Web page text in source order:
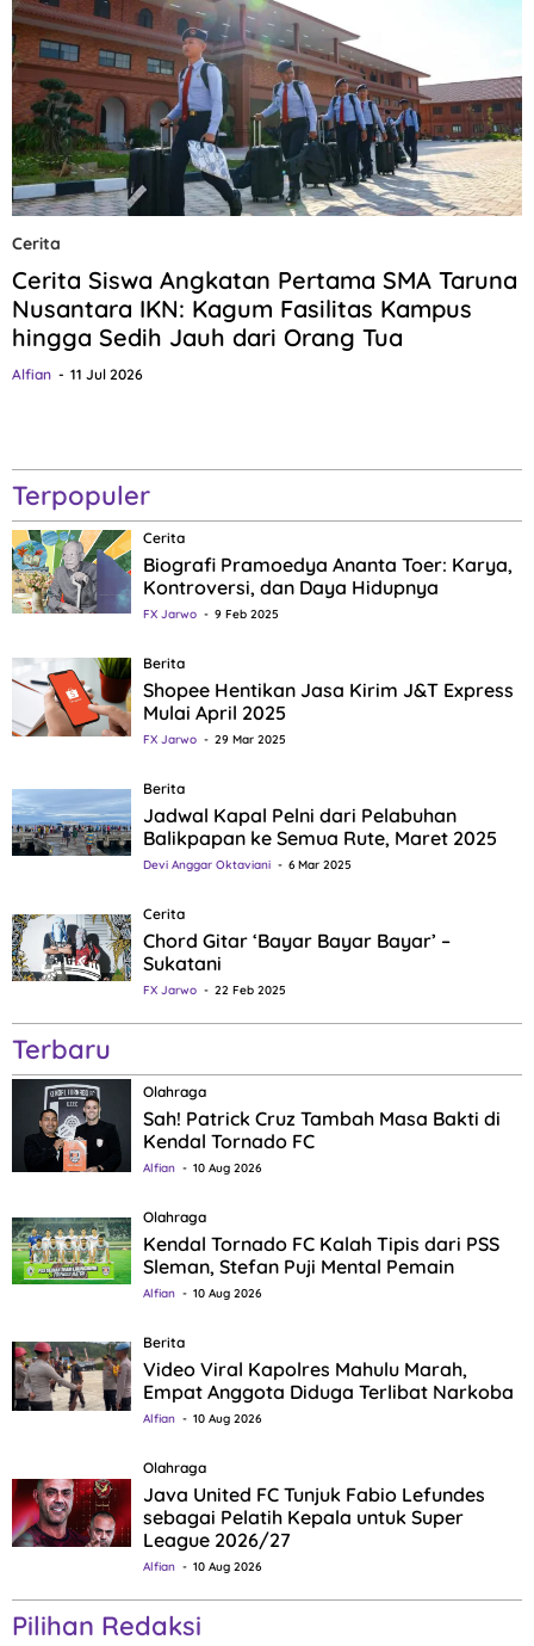
Cerita
Cerita Siswa Angkatan Pertama SMA Taruna
Nusantara IKN: Kagum Fasilitas Kampus
hingga Sedih Jauh dari Orang Tua
Alfian 11 Jul 2026
Terpopuler
Cerita
Biografi Pramoedya Ananta Toer: Karya,
Kontroversi, dan Daya Hidupnya
FX Jarwo 9 Feb 2025
Berita
Shopee Hentikan Jasa Kirim J&T Express
Mulai April 2025
FX Jarwo 29 Mar 2025
Berita
Jadwal Kapal Pelni dari Pelabuhan
Balikpapan ke Semua Rute, Maret 2025
Devi Anggar Oktaviani 6 Mar 2025
Cerita
Chord Gitar ‘Bayar Bayar Bayar’ –
Sukatani
FX Jarwo 22 Feb 2025
Terbaru
Olahraga
Sah! Patrick Cruz Tambah Masa Bakti di
Kendal Tornado FC
Alfian 10 Aug 2026
Olahraga
Kendal Tornado FC Kalah Tipis dari PSS
Sleman, Stefan Puji Mental Pemain
Alfian 10 Aug 2026
Berita
Video Viral Kapolres Mahulu Marah,
Empat Anggota Diduga Terlibat Narkoba
Alfian 10 Aug 2026
Olahraga
Java United FC Tunjuk Fabio Lefundes
sebagai Pelatih Kepala untuk Super
League 2026/27
Alfian 10 Aug 2026
Pilihan Redaksi